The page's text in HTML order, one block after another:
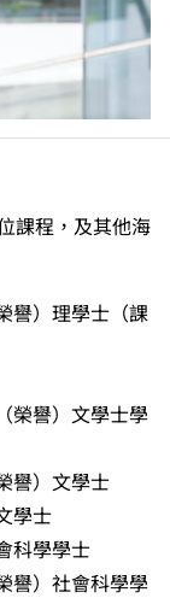
及 韓語達TOPIK
件中的五科之
上亦會被接
文憑考試科目
公民與社會發展
國語文和英國
數學科延伸部分
亦被接受為一般
有單元一及單
的一個單元。
2017/18學年或
畢業生。
及IGCSE
憑課程。
課程，及其他海
譽）理學士（課
榮譽）文學士學
譽）文學士
學士
科學學士
譽）社會科學學